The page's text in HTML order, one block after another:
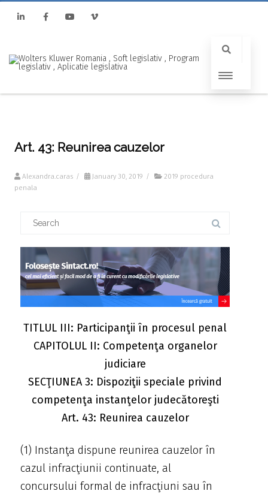
Art. 43: Reunirea cauzelor
Alexandra.caras / January 30, 2019 /
2019 procedura
penala
TITLUL III: Participanţii în procesul penal
CAPITOLUL II: Competenţa organelor
judiciare
SECŢIUNEA 3: Dispoziţii speciale privind
competenţa instanţelor judecătoreşti
Art. 43: Reunirea cauzelor
(1) Instanţa dispune reunirea cauzelor în
cazul infracţiunii continuate, al
concursului formal de infracţiuni sau în